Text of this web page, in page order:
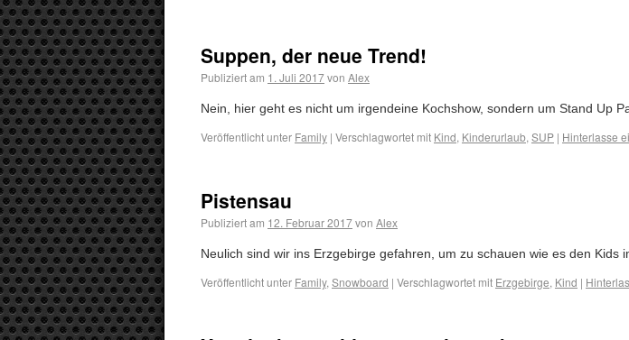
Suppen, der neue Trend!
Publiziert am 1. Juli 2017von Alex
Nein, hier geht es nicht um irgendeine Kochshow, sondern um Stand Up
Veröffentlicht unter Family | Verschlagwortet mit Kind, Kinderurlaub, SUP | Hinterlasse
Pistensau
Publiziert am 12. Februar 2017von Alex
Neulich sind wir ins Erzgebirge gefahren, um zu schauen wie es den Kids
Veröffentlicht unter Family, Snowboard | Verschlagwortet mit Erzgebirge, Kind |